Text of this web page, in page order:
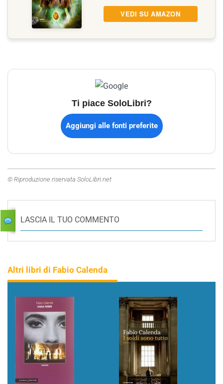
VEDI SU AMAZON
Ti piace SoloLibri?
Aggiungi alle fonti preferite
© Riproduzione riservata SoloLibri.net
LASCIA IL TUO COMMENTO
Altri libri di Fabio Calenda